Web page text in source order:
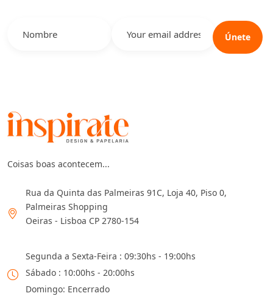
Únete
Coisas boas acontecem...
Rua da Quinta das Palmeiras 91C, Loja 40, Piso 0,
Palmeiras Shopping
Oeiras - Lisboa CP 2780-154
Segunda a Sexta-Feira : 09:30hs - 19:00hs
Sábado : 10:00hs - 20:00hs
Domingo: Encerrado